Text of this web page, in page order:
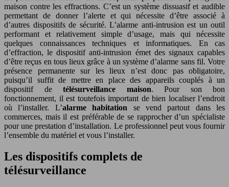
maison contre les effractions. C’est un système dissuasif et audible
permettant de donner l’alerte et qui nécessite d’être associé à
d’autres dispositifs de sécurité. L’alarme anti-intrusion est un outil
performant et relativement simple d’usage, mais qui nécessite
quelques connaissances techniques et informatiques. En cas
d’effraction, le dispositif anti-intrusion émet des signaux capables
d’être reçus en tous lieux grâce à un système d’alarme sans fil. Votre
présence permanente sur les lieux n’est donc pas obligatoire,
puisqu’il suffit de mettre en place des appareils couplés à un
dispositif de télésurveillance maison. Pour son bon
fonctionnement, il est toutefois important de bien localiser l’endroit
où l’installer. L’alarme habitation se vend partout dans les
commerces, mais il est préférable de se rapprocher d’un spécialiste
pour une prestation d’installation. Le professionnel peut vous fournir
l’ensemble du matériel et vous l’installer.
Les dispositifs complets de
télésurveillance